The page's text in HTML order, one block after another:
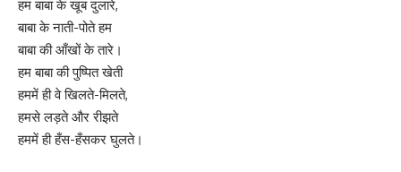
हम बाबा के खूब दुलारे,
बाबा के नाती-पोते हम
बाबा की आँखों के तारे।
हम बाबा की पुष्पित खेती
हममें ही वे खिलते-मिलते,
हमसे लड़ते और रीझते
हममें ही हँस-हँसकर घुलते।